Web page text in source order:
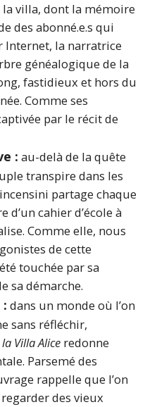
villa, dont la mémoire
des abonné.e.s qui
Internet, la narratrice
généalogique de la
fastidieux et hors du
Comme ses
par le récit de
: au-delà de la quête
transpire dans les
partage chaque
cahier d’école à
Comme elle, nous
de cette
été touchée par sa
sa démarche.
dans un monde où l’on
sans réfléchir,
Villa Alice redonne
Parsemé des
rappelle que l’on
des vieux